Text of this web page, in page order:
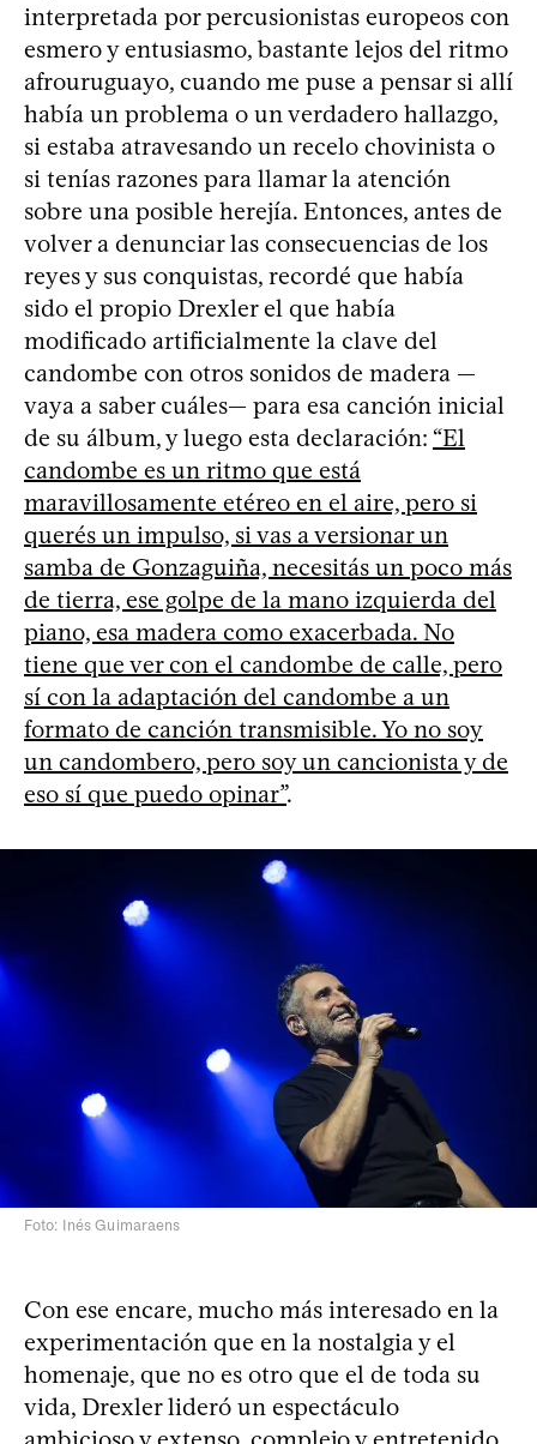
interpretada por percusionistas europeos con
esmero y entusiasmo, bastante lejos del ritmo
afrouruguayo, cuando me puse a pensar si allí
había un problema o un verdadero hallazgo,
si estaba atravesando un recelo chovinista o
si tenías razones para llamar la atención
sobre una posible herejía. Entonces, antes de
volver a denunciar las consecuencias de los
reyes y sus conquistas, recordé que había
sido el propio Drexler el que había
modificado artificialmente la clave del
candombe con otros sonidos de madera —
vaya a saber cuáles— para esa canción inicial
de su álbum, y luego esta declaración: “El
candombe es un ritmo que está
maravillosamente etéreo en el aire, pero si
querés un impulso, si vas a versionar un
samba de Gonzaguiña, necesitás un poco más
de tierra, ese golpe de la mano izquierda del
piano, esa madera como exacerbada. No
tiene que ver con el candombe de calle, pero
sí con la adaptación del candombe a un
formato de canción transmisible. Yo no soy
un candombero, pero soy un cancionista y de
eso sí que puedo opinar”.
Foto: Inés Guimaraens
Con ese encare, mucho más interesado en la
experimentación que en la nostalgia y el
homenaje, que no es otro que el de toda su
vida, Drexler lideró un espectáculo